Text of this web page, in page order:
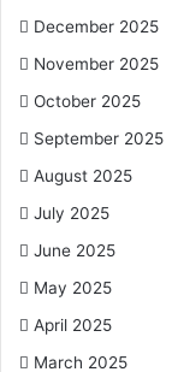
December 2025
November 2025
October 2025
September 2025
August 2025
July 2025
June 2025
May 2025
April 2025
March 2025